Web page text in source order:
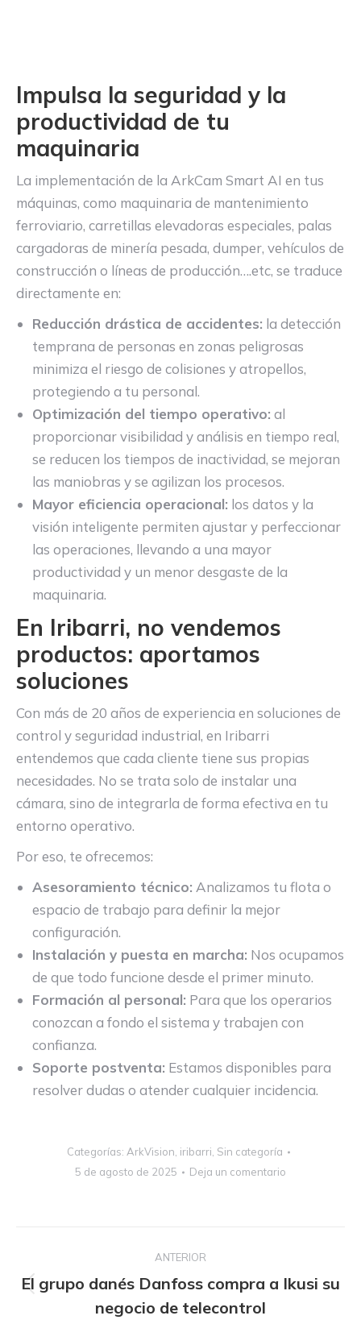
Impulsa la seguridad y la
productividad de tu
maquinaria
La implementación de la ArkCam Smart AI en tus
máquinas, como maquinaria de mantenimiento
ferroviario, carretillas elevadoras especiales, palas
cargadoras de minería pesada, dumper, vehículos de
construcción o líneas de producción….etc, se traduce
directamente en:
Reducción drástica de accidentes: la detección
temprana de personas en zonas peligrosas
minimiza el riesgo de colisiones y atropellos,
protegiendo a tu personal.
Optimización del tiempo operativo: al
proporcionar visibilidad y análisis en tiempo real,
se reducen los tiempos de inactividad, se mejoran
las maniobras y se agilizan los procesos.
Mayor eficiencia operacional: los datos y la
visión inteligente permiten ajustar y perfeccionar
las operaciones, llevando a una mayor
productividad y un menor desgaste de la
maquinaria.
En Iribarri, no vendemos
productos: aportamos
soluciones
Con más de 20 años de experiencia en soluciones de
control y seguridad industrial, en Iribarri
entendemos que cada cliente tiene sus propias
necesidades. No se trata solo de instalar una
cámara, sino de integrarla de forma efectiva en tu
entorno operativo.
Por eso, te ofrecemos:
Asesoramiento técnico: Analizamos tu flota o
espacio de trabajo para definir la mejor
configuración.
Instalación y puesta en marcha: Nos ocupamos
de que todo funcione desde el primer minuto.
Formación al personal: Para que los operarios
conozcan a fondo el sistema y trabajen con
confianza.
Soporte postventa: Estamos disponibles para
resolver dudas o atender cualquier incidencia.
Categorías: ArkVision iribarri Sin categoría
5 de agosto de 2025
Deja un comentario
publicaciones
ANTERIOR
Publicación
anterior:
El grupo danés Danfoss compra a Ikusi su
negocio de telecontrol